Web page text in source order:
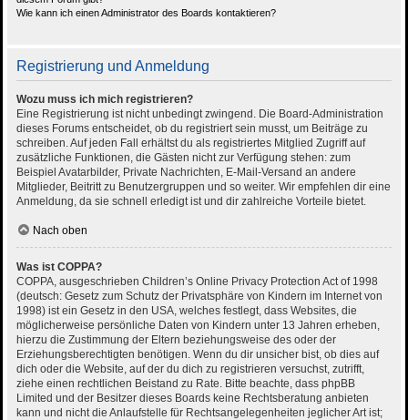
Wie kann ich einen Administrator des Boards kontaktieren?
Registrierung und Anmeldung
Wozu muss ich mich registrieren?
Eine Registrierung ist nicht unbedingt zwingend. Die Board-Administration
dieses Forums entscheidet, ob du registriert sein musst, um Beiträge zu
schreiben. Auf jeden Fall erhältst du als registriertes Mitglied Zugriff auf
zusätzliche Funktionen, die Gästen nicht zur Verfügung stehen: zum
Beispiel Avatarbilder, Private Nachrichten, E-Mail-Versand an andere
Mitglieder, Beitritt zu Benutzergruppen und so weiter. Wir empfehlen dir eine
Anmeldung, da sie schnell erledigt ist und dir zahlreiche Vorteile bietet.
Nach oben
Was ist COPPA?
COPPA, ausgeschrieben Children’s Online Privacy Protection Act of 1998
(deutsch: Gesetz zum Schutz der Privatsphäre von Kindern im Internet von
1998) ist ein Gesetz in den USA, welches festlegt, dass Websites, die
möglicherweise persönliche Daten von Kindern unter 13 Jahren erheben,
hierzu die Zustimmung der Eltern beziehungsweise des oder der
Erziehungsberechtigten benötigen. Wenn du dir unsicher bist, ob dies auf
dich oder die Website, auf der du dich zu registrieren versuchst, zutrifft,
ziehe einen rechtlichen Beistand zu Rate. Bitte beachte, dass phpBB
Limited und der Besitzer dieses Boards keine Rechtsberatung anbieten
kann und nicht die Anlaufstelle für Rechtsangelegenheiten jeglicher Art ist;